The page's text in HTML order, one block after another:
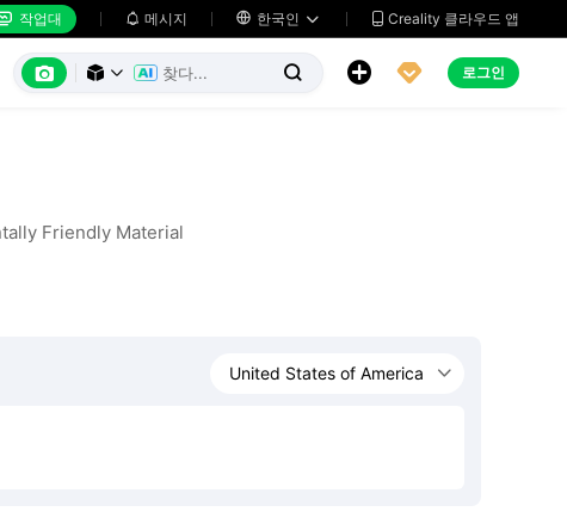
작업대  메시지  한국인   Creality 클라우드 앱
      로그인
Friendly Material